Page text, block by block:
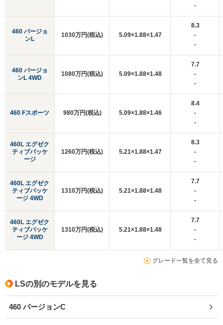
460 バージョ
ンL
460 バージョ
ンL 4WD
460 Fスポーツ
460L エグゼク
ティブパッケ
ージ
460L エグゼク
ティブパッケ
ージ 4WD
460L エグゼク
ティブパッケ
ージ 4WD
-
1030万円(税込) 5.09×1.88×1.47
8.3
-
-
1080万円(税込) 5.09×1.88×1.48
7.7
-
-
980万円(税込) 5.09×1.88×1.46
8.4
-
-
1260万円(税込) 5.21×1.88×1.47
8.3
-
-
1310万円(税込) 5.21×1.88×1.48
7.7
-
-
1310万円(税込) 5.21×1.88×1.48
7.7
-
-
グレード一覧を全て見る
LSの別のモデルを見る
460 バージョンC